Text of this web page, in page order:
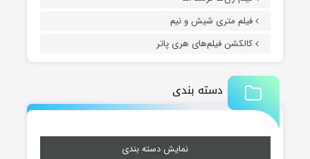
فیلم متری شیش و نیم
کالکشن فیلم‌های هری پاتر
دسته بندی
نمایش دسته بندی